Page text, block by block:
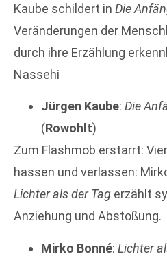
Kaube schildert in Die
Veränderungen der
durch ihre Erzählung
Nassehi
Jürgen Kaube: Die
(Rowohlt)
Zum Flashmob erstarrt:
hassen und verlassen:
Lichter als der Tag erzählt
Anziehung und
Mirko Bonné: Lichter